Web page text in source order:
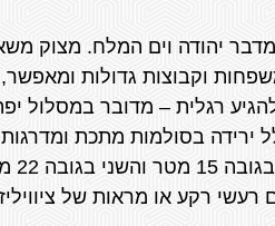
מדבר יהודה וים המלח. מצוק
וקבוצות גדולות
רגלית – מדובר במסלול
ירידה בסולמות מתכת
רקע או מראות של